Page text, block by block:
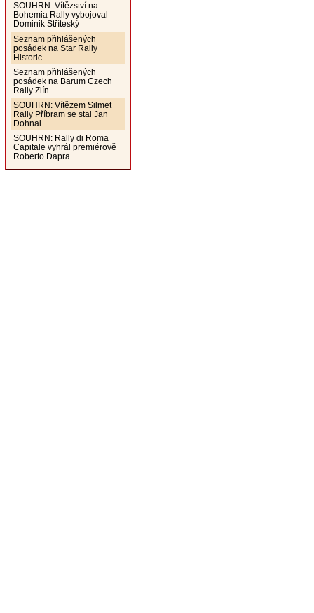
SOUHRN: Vítězství na
Bohemia Rally vybojoval
Dominik Stříteský
Seznam přihlášených
posádek na Star Rally
Historic
Seznam přihlášených
posádek na Barum Czech
Rally Zlín
SOUHRN: Vítězem Silmet
Rally Příbram se stal Jan
Dohnal
SOUHRN: Rally di Roma
Capitale vyhrál premiérově
Roberto Dapra